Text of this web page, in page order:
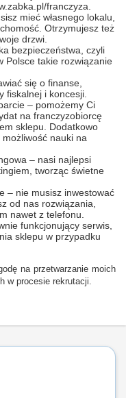
franczyza.
mieć własnego lokalu,
Otrzymujesz też
drzwi.
bezpieczeństwa, czyli
Polsce takie rozwiązanie
się o finanse,
fiskalnej i koncesji.
– pomożemy Ci
na franczyzobiorcę
sklepu. Dodatkowo
nauki na
– nasi najlepsi
tworząc świetne
– nie musisz inwestować
od nas rozwiązania,
nawet z telefonu.
funkcjonujący serwis,
sklepu w przypadku
na przetwarzanie moich
w procesie rekrutacji.